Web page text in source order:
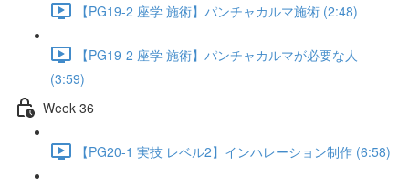
【PG19-2 座学 施術】パンチャカルマ施術 (2:48)
【PG19-2 座学 施術】パンチャカルマが必要な人
(3:59)
Week 36
【PG20-1 実技 レベル2】インハレーション制作 (6:58)